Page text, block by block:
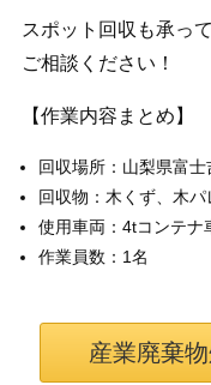
スポット回収も承っ
ご相談ください！
【作業内容まとめ】
回収場所：山梨県富士
回収物：木くず、木
使用車両：4tコンテナ
作業員数：1名
産業廃棄